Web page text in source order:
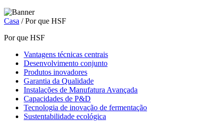
Casa / Por que HSF
Por que HSF
Vantagens técnicas centrais
Desenvolvimento conjunto
Produtos inovadores
Garantia da Qualidade
Instalações de Manufatura Avançada
Capacidades de P&D
Tecnologia de inovação de fermentação
Sustentabilidade ecológica